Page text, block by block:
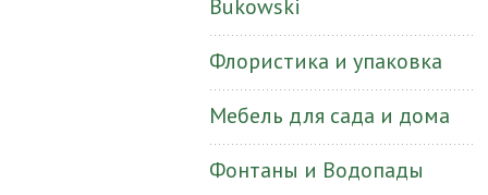
Bukowski
Флористика и упаковка
Мебель для сада и дома
Фонтаны и Водопады